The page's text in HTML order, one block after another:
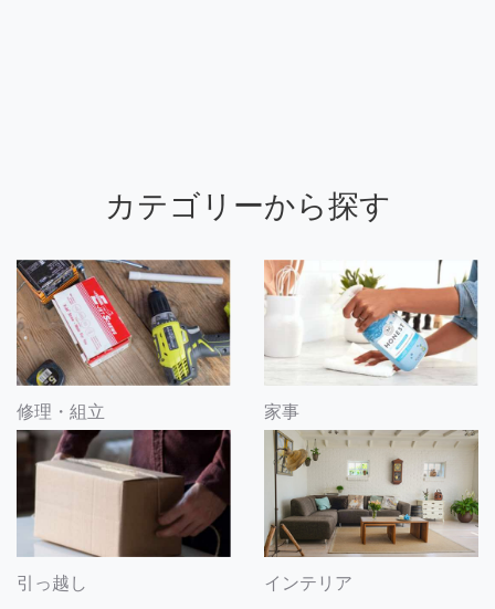
カテゴリーから探す
修理・組立 家事
引っ越し インテリア